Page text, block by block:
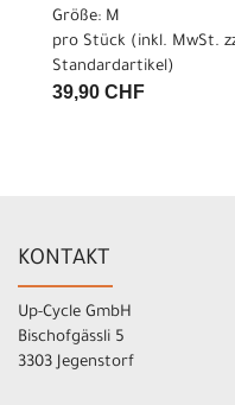
Größe: M
pro Stück (inkl. MwSt.
Standardartikel)
39,90 CHF
KONTAKT
Up-Cycle GmbH
Bischofgässli 5
3303 Jegenstorf